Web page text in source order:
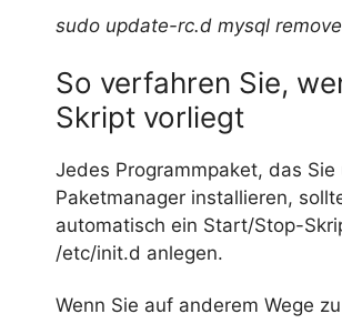
sudo update-rc.d mysql remove
So verfahren Sie,
Skript vorliegt
Jedes Programmpaket, das Sie
Paketmanager installieren,
automatisch ein Start/Stop-
/etc/init.d anlegen.
Wenn Sie auf anderem Wege